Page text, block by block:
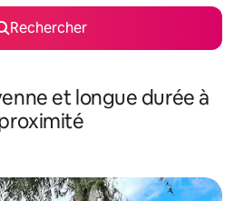
Rechercher
et longue durée à